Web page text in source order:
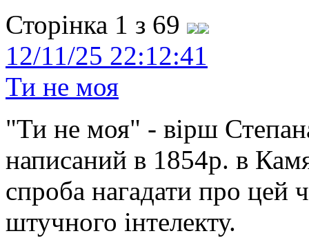
Сторінка 1 з 69
12/11/25 22:12:41
Ти не моя
"Ти не моя" - вірш
написаний в 1854р. в
спроба нагадати про цей
штучного інтелекту.